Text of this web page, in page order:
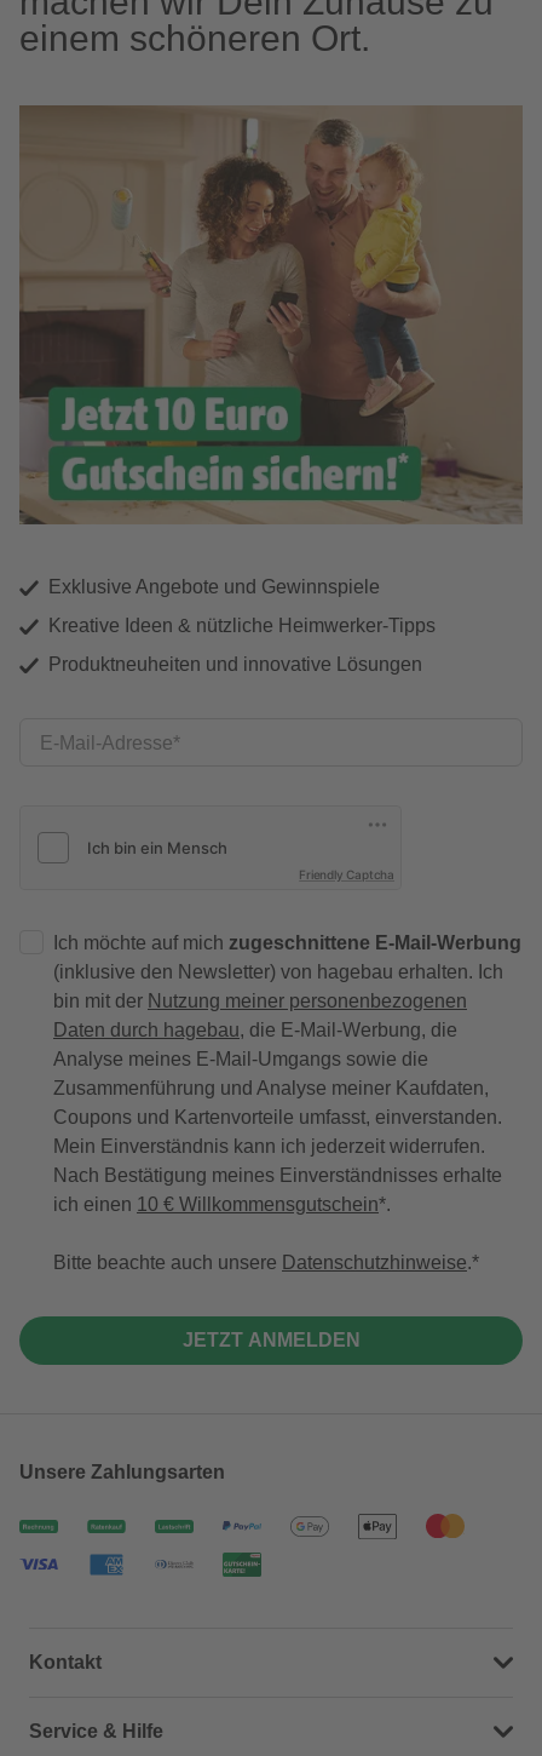
einem schöneren Ort.
Exklusive Angebote und Gewinnspiele
Kreative Ideen & nützliche Heimwerker-Tipps
Produktneuheiten und innovative Lösungen
E-Mail-Adresse
Friendly Captcha
Ich möchte auf mich zugeschnittene E-Mail-Werbung
(inklusive den Newsletter) von hagebau erhalten. Ich
bin mit der Nutzung meiner personenbezogenen
Daten durch hagebau, die E-Mail-Werbung, die
Analyse meines E-Mail-Umgangs sowie die
Zusammenführung und Analyse meiner Kaufdaten,
Coupons und Kartenvorteile umfasst, einverstanden.
Mein Einverständnis kann ich jederzeit widerrufen.
Nach Bestätigung meines Einverständnisses erhalte
ich einen 10 € Willkommensgutschein*.
Bitte beachte auch unsere Datenschutzhinweise.
JETZT ANMELDEN
Unsere Zahlungsarten
Kontakt
Dein Kontakt zu uns
Service & Hilfe